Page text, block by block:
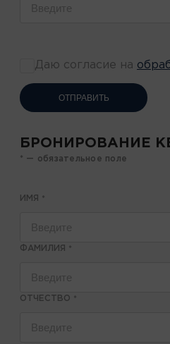
Даю согласие на
ОТПРАВИТЬ
БРОНИРОВАНИЕ
* — обязательное поле
ИМЯ *
ФАМИЛИЯ *
ОТЧЕСТВО *